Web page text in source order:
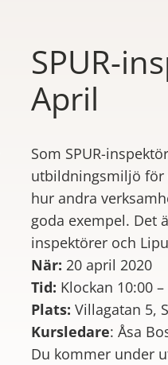
SPUR-
April
Som SPUR-
utbildningsmiljö för
hur andra
goda exempel. Det
inspektörer och
När: 20 april 2020
Tid: Klockan 10:00
Plats: Villagatan 5,
Kursledare: Åsa
Du kommer under